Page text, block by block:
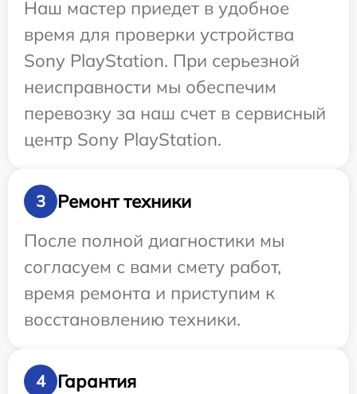
Наш мастер приедет в удобное
время для проверки устройства
Sony PlayStation. При серьезной
неисправности мы обеспечим
перевозку за наш счет в сервисный
центр Sony PlayStation.
3
Ремонт техники
После полной диагностики мы
согласуем с вами смету работ,
время ремонта и приступим к
восстановлению техники.
4
Гарантия